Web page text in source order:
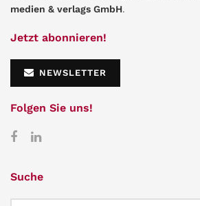
medien & verlags GmbH.
Jetzt abonnieren!
NEWSLETTER
Folgen Sie uns!
Suche